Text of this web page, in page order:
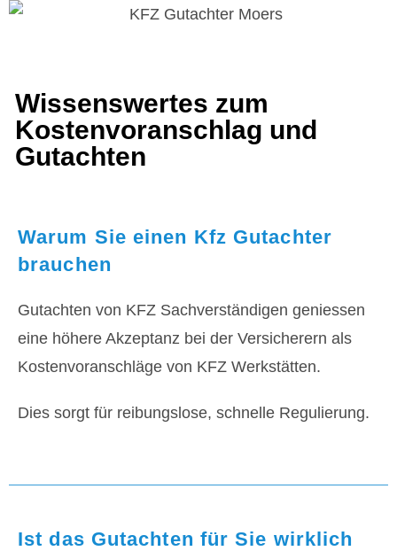
Wissenswertes zum
Kostenvoranschlag und
Gutachten
Warum Sie einen Kfz Gutachter
brauchen
Gutachten von KFZ Sachverständigen geniessen
eine höhere Akzeptanz bei der Versicherern als
Kostenvoranschläge von KFZ Werkstätten.
Dies sorgt für reibungslose, schnelle Regulierung.
Ist das Gutachten für Sie wirklich